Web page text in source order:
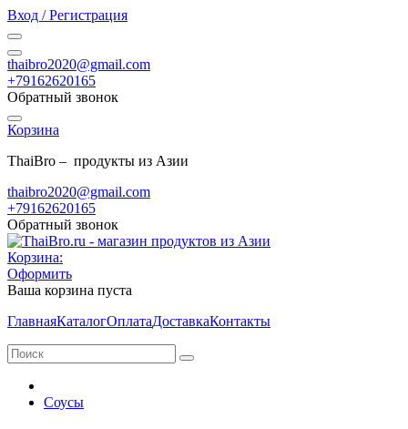
Вход / Регистрация
thaibro2020@gmail.com
+79162620165
Обратный звонок
Корзина
ThaiBro – продукты из Азии
thaibro2020@gmail.com
+79162620165
Обратный звонок
Корзина:
Оформить
Ваша корзина пуста
ГлавнаяКаталогОплатаДоставкаКонтакты
Соусы